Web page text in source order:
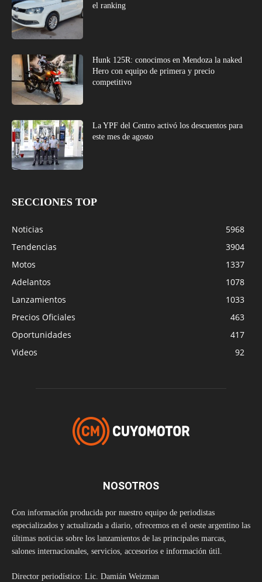
el ranking
Hunk 125R: conocimos en Mendoza la naked
Hero con equipo de primera y precio
competitivo
La YPF del Centro activó los descuentos para
este mes de agosto
SECCIONES TOP
Noticias
5968
Tendencias
3904
Motos
1337
Adelantos
1078
Lanzamientos
1033
Precios Oficiales
463
Oportunidades
417
Videos
92
NOSOTROS
Con información producida por nuestro equipo de periodistas
especializados y actualizada a diario, ofrecemos en el oeste argentino las
últimas noticias sobre los lanzamientos de las principales marcas,
salones internacionales, servicios, accesorios e información útil.
Director periodístico: Lic. Damián Weizman